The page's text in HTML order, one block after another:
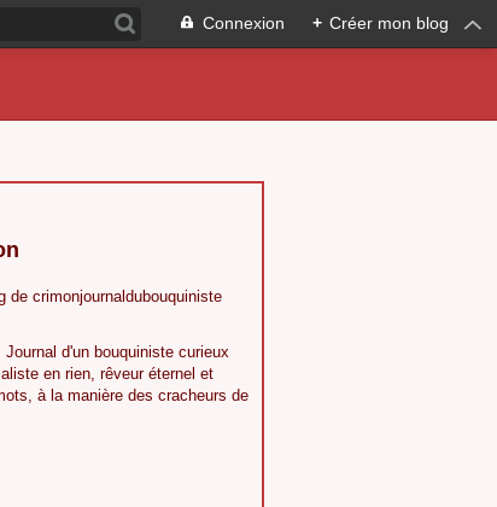
Connexion + Créer mon blog
de crimonjournaldubouquiniste
Journal d'un bouquiniste curieux
en rien, rêveur éternel et
à la manière des cracheurs de